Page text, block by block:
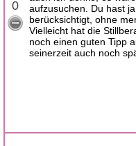
0
aufzusuchen. Du hast
berücksichtigt, ohne
Vielleicht hat die
noch einen guten Tipp
seinerzeit auch noch